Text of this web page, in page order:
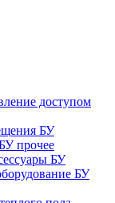
доступом
БУ
прочее
БУ
БУ